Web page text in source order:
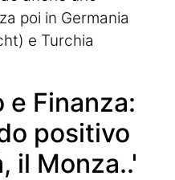
poi in Germania
e Turchia
e Finanza:
positivo
il Monza..'